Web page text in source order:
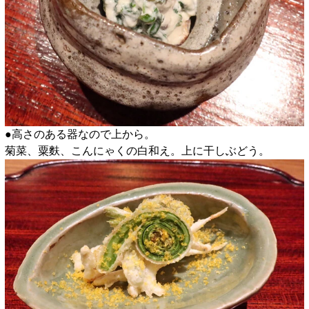
●高さのある器なので上から。
菊菜、粟麩、こんにゃくの白和え。上に干しぶどう。